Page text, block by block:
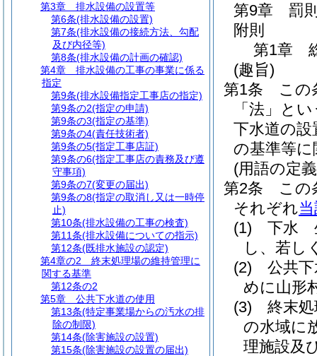
第9章
罰
附則
第1章
(趣旨)
第1条
この
「法」と
下水道の設
の基準等
(用語の定
第2条
この
それぞれ
(1)
下水
し、若し
(2)
公共
めに山形
(3)
終末
の水域に
理施設及
第3章
排水設備の設置等
第6条(排水設備の設置)
第7条(排水設備の接続方法、勾配
及び内径等)
第8条(排水設備の計画の確認)
第4章
排水設備の工事の事業に係る
指定
第9条(排水設備指定工事店の指定)
第9条の2(指定の申請)
第9条の3(指定の基準)
第9条の4(責任技術者)
第9条の5(指定工事店証)
第9条の6(指定工事店の責務及び遵
守事項)
第9条の7(変更の届出)
第9条の8(指定の取消し又は一時停
止)
第10条(排水設備の工事の検査)
第11条(排水設備についての指示)
第12条(既排水施設の認定)
第4章の2
終末処理場の維持管理に
関する基準
第12条の2
第5章
公共下水道の使用
第13条(特定事業場からの汚水の排
除の制限)
第14条(除害施設の設置)
第15条(除害施設の設置の届出)